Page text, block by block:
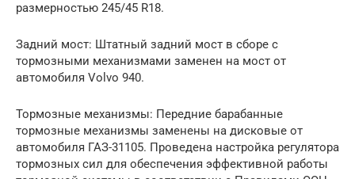
размерностью 245/45 R18.
Задний мост: Штатный задний мост в сборе с
тормозными механизмами заменен на мост от
автомобиля Volvo 940.
Тормозные механизмы: Передние барабанные
тормозные механизмы заменены на дисковые от
автомобиля ГАЗ-31105. Проведена настройка регулятора
тормозных сил для обеспечения эффективной работы